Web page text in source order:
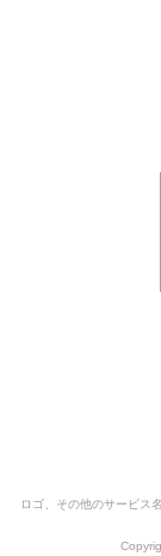
ロゴ、その他のサービス